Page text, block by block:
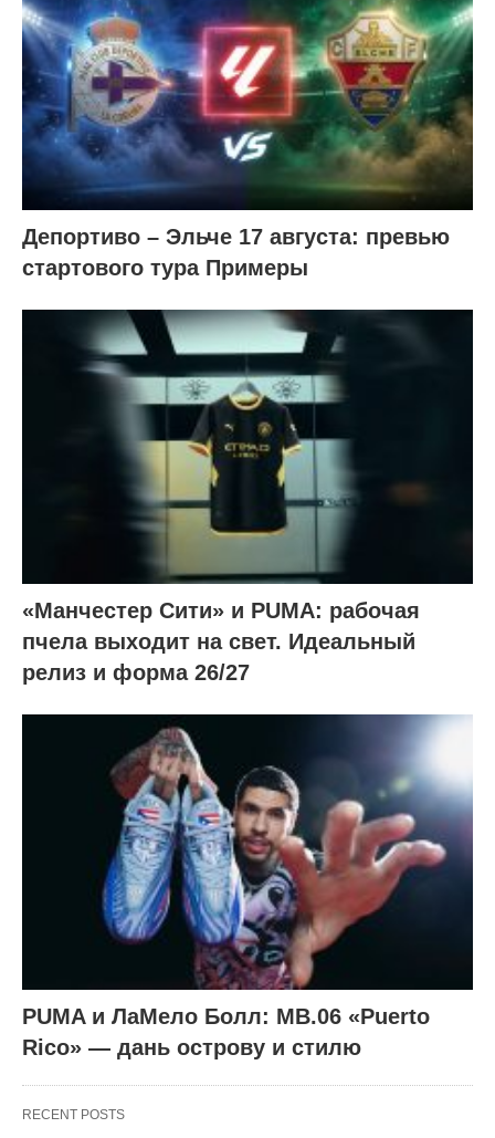
Депортиво – Эльче 17 августа: превью
стартового тура Примеры
«Манчестер Сити» и PUMA: рабочая
пчела выходит на свет. Идеальный
релиз и форма 26/27
PUMA и ЛаМело Болл: MB.06 «Puerto
Rico» — дань острову и стилю
RECENT POSTS